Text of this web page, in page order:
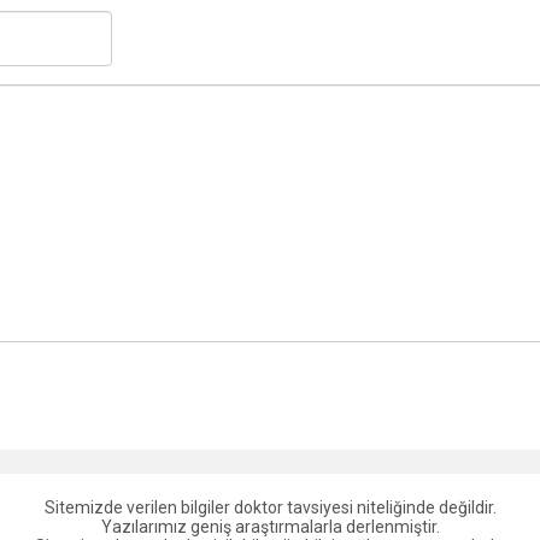
Sitemizde verilen bilgiler doktor tavsiyesi niteliğinde değildir.
Yazılarımız geniş araştırmalarla derlenmiştir.